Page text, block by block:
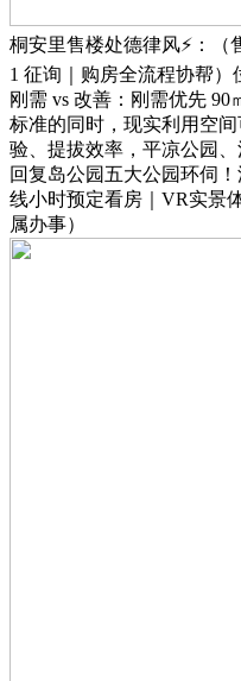
桐安里售楼处德律风⚡：（
1 征询｜购房全流程协帮）
刚需 vs 改善：刚需优先
标准的同时，现实利用空
验、提拔效率，平凉公园
回复岛公园五大公园环伺
线小时预定看房｜VR实景
属办事）